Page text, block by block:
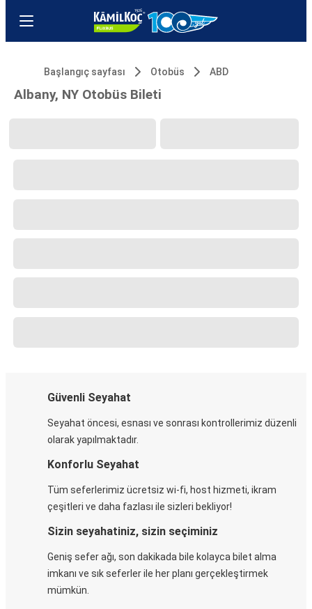
Başlangıç sayfası Otobüs ABD
Albany, NY Otobüs Bileti
Güvenli Seyahat
Seyahat öncesi, esnası ve sonrası kontrollerimiz düzenli
olarak yapılmaktadır.
Konforlu Seyahat
Tüm seferlerimiz ücretsiz wi-fi, host hizmeti, ikram
çeşitleri ve daha fazlası ile sizleri bekliyor!
Sizin seyahatiniz, sizin seçiminiz
Geniş sefer ağı, son dakikada bile kolayca bilet alma
imkanı ve sık seferler ile her planı gerçekleştirmek
mümkün.